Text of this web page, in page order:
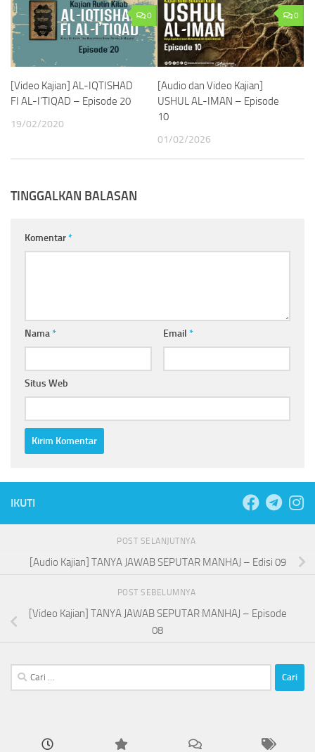
0
[Video Kajian] AL-IQTISHAD
FI AL-I’TIQAD – Episode 20
19/02/2020
0
[Audio dan Video Kajian]
USHUL AL-IMAN – Episode
10
01/02/2026
TINGGALKAN BALASAN
Komentar*
Nama* Email *
Situs Web
IKUTI
POST SELANJUTNYA
[Audio Kajian] TANYA JAWAB SEPUTAR MANHAJ – Edisi 09
POST SEBELUMNYA
[Video Kajian] TANYA JAWAB SEPUTAR MANHAJ – Episode
08
Cari
untuk: